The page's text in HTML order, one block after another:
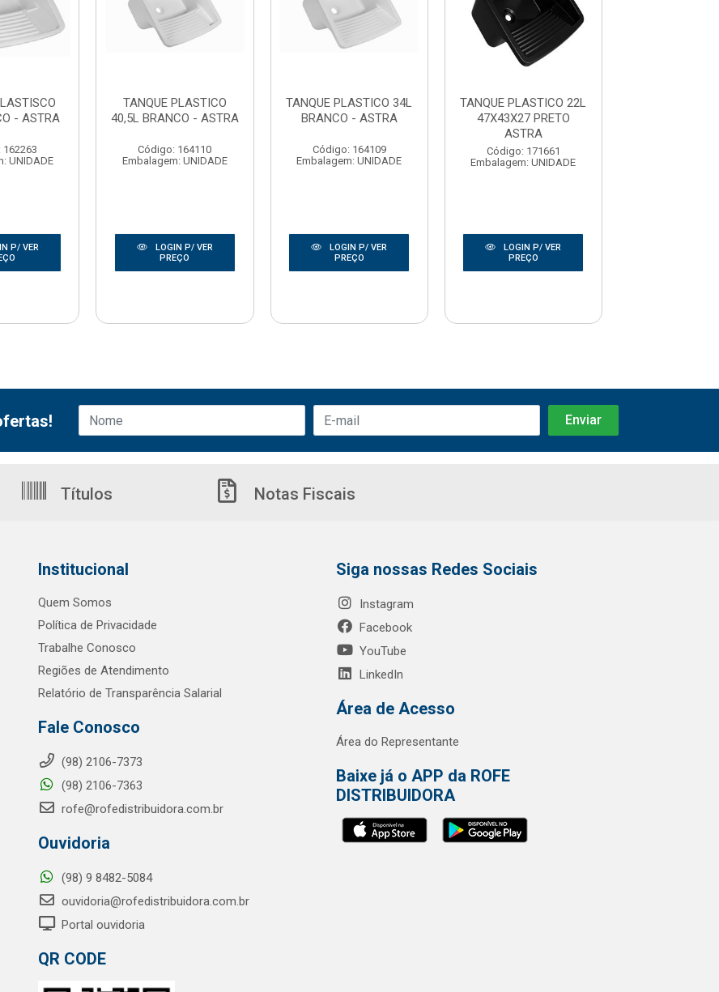
- ASTRA
UNIDADE
P/ VER
TANQUE PLASTICO
40,5L BRANCO - ASTRA
Código: 164110
Embalagem: UNIDADE
LOGIN P/ VER
PREÇO
TANQUE PLASTICO 34L
BRANCO - ASTRA
Código: 164109
Embalagem: UNIDADE
LOGIN P/ VER
PREÇO
TANQUE PLASTICO 22L
47X43X27 PRETO
ASTRA
Código: 171661
Embalagem: UNIDADE
LOGIN P/ VER
PREÇO
Títulos Notas Fiscais
Institucional
Quem Somos
Política de Privacidade
Trabalhe Conosco
Regiões de Atendimento
Relatório de Transparência Salarial
Fale Conosco
(98) 2106-7373
(98) 2106-7363
rofe@rofedistribuidora.com.br
Ouvidoria
(98) 9 8482-5084
ouvidoria@rofedistribuidora.com.br
Portal ouvidoria
QR CODE
Siga nossas Redes Sociais
Instagram
Facebook
YouTube
LinkedIn
Área de Acesso
Área do Representante
Baixe já o APP da ROFE
DISTRIBUIDORA